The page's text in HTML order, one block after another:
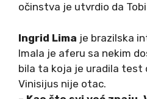
očinstva je utvrdio da
Ingrid Lima je brazilska
Imala je aferu sa nekim
bila ta koja je uradila test
Vinisijus nije otac.